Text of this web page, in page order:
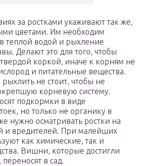
за ростками ухаживают так же,
цветами. Им необходим
теплой водой и рыхление
Делают это для того, чтобы
коркой, иначе к корням не
и питательные вещества.
не стоит, чтобы не
корневую систему.
подкормки в виде
но только не органику в
нужно осматривать ростки на
и вредителей. При малейших
как химические, так и
Вишни, которые достигли
в сад.